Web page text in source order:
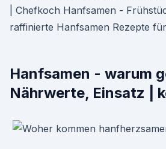
| Chefkoch Hanfsamen -
raffinierte Hanfsamen Rezepte
Hanfsamen - warum
Nährwerte, Einsatz |